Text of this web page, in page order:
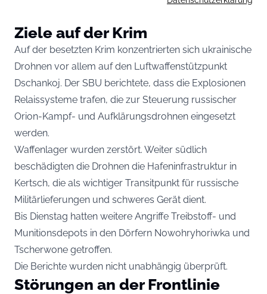
Ziele auf der Krim
Auf der besetzten Krim konzentrierten sich ukrainische
Drohnen vor allem auf den Luftwaffenstützpunkt
Dschankoj. Der SBU berichtete, dass die Explosionen
Relaissysteme trafen, die zur Steuerung russischer
Orion-Kampf- und Aufklärungsdrohnen eingesetzt
werden.
Waffenlager wurden zerstört. Weiter südlich
beschädigten die Drohnen die Hafeninfrastruktur in
Kertsch, die als wichtiger Transitpunkt für russische
Militärlieferungen und schweres Gerät dient.
Bis Dienstag hatten weitere Angriffe Treibstoff- und
Munitionsdepots in den Dörfern Nowohryhoriwka und
Tscherwone getroffen.
Die Berichte wurden nicht unabhängig überprüft.
Störungen an der Frontlinie